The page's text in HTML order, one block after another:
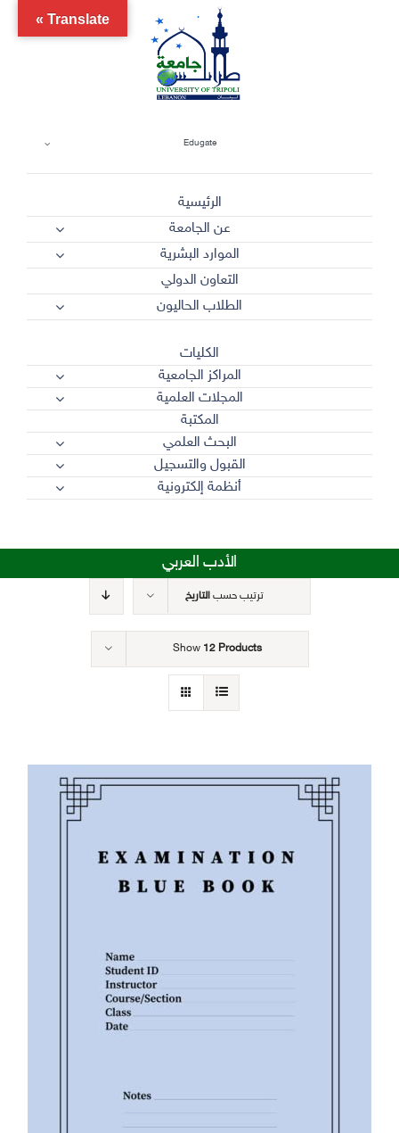
Edugate
الرئيسية
عن الجامعة
الموارد البشرية
التعاون الدولي
الطلاب الحاليون
الكليات
المراكز الجامعية
المجلات العلمية
المكتبة
البحث العلمي
القبول والتسجيل
أنظمة إلكترونية
الأدب العربي
ترتيب حسبالتاريخ
Show 12 Products
Translate »